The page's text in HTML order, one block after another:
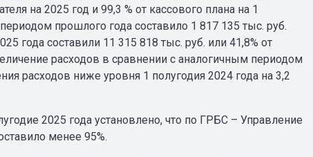
на 2025 год и 99,3 % от кассового плана на 1
прошлого года составило 1 817 135 тыс. руб.
года составили 11 315 818 тыс. руб. или 41,8% от
расходов в сравнении с аналогичным периодом
расходов ниже уровня 1 полугодия 2024 года на 3,2
2025 года установлено, что по ГРБС – Управление
менее 95%.